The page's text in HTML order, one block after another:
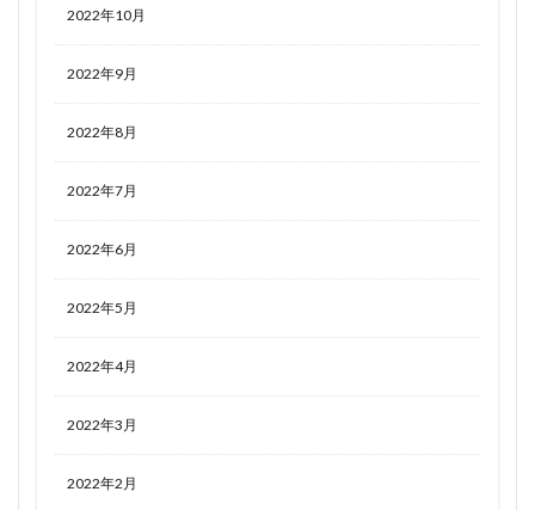
2022年10月
2022年9月
2022年8月
2022年7月
2022年6月
2022年5月
2022年4月
2022年3月
2022年2月